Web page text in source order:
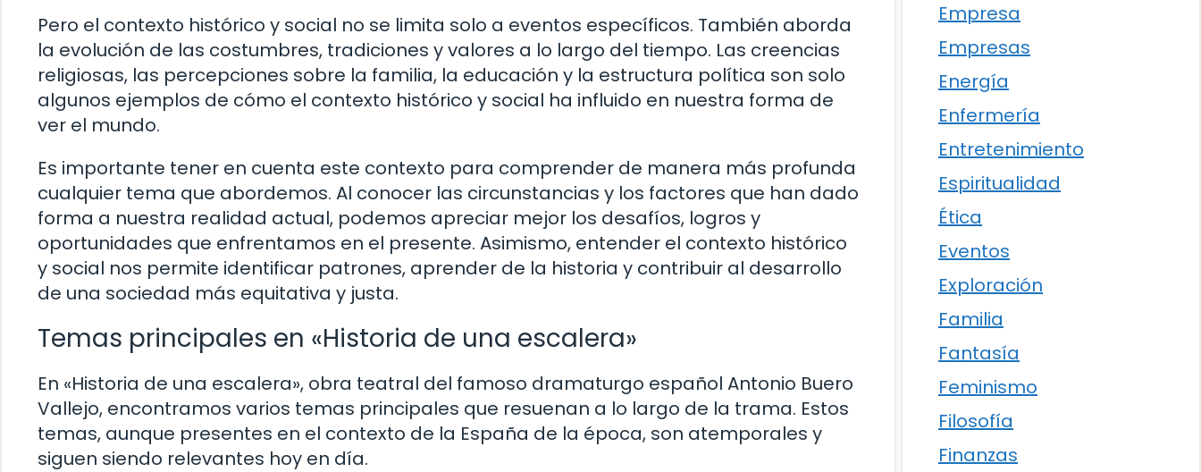
Pero el contexto histórico y social no se limita solo a eventos específicos. También aborda
la evolución de las costumbres, tradiciones y valores a lo largo del tiempo. Las creencias
religiosas, las percepciones sobre la familia, la educación y la estructura política son solo
algunos ejemplos de cómo el contexto histórico y social ha influido en nuestra forma de
ver el mundo.
Es importante tener en cuenta este contexto para comprender de manera más profunda
cualquier tema que abordemos. Al conocer las circunstancias y los factores que han dado
forma a nuestra realidad actual, podemos apreciar mejor los desafíos, logros y
oportunidades que enfrentamos en el presente. Asimismo, entender el contexto histórico
y social nos permite identificar patrones, aprender de la historia y contribuir al desarrollo
de una sociedad más equitativa y justa.
Temas principales en «Historia de una escalera»
En «Historia de una escalera», obra teatral del famoso dramaturgo español Antonio Buero
Vallejo, encontramos varios temas principales que resuenan a lo largo de la trama. Estos
temas, aunque presentes en el contexto de la España de la época, son atemporales y
siguen siendo relevantes hoy en día.
Empresa
Empresas
Energía
Enfermería
Entretenimiento
Espiritualidad
Ética
Eventos
Exploración
Familia
Fantasía
Feminismo
Filosofía
Finanzas